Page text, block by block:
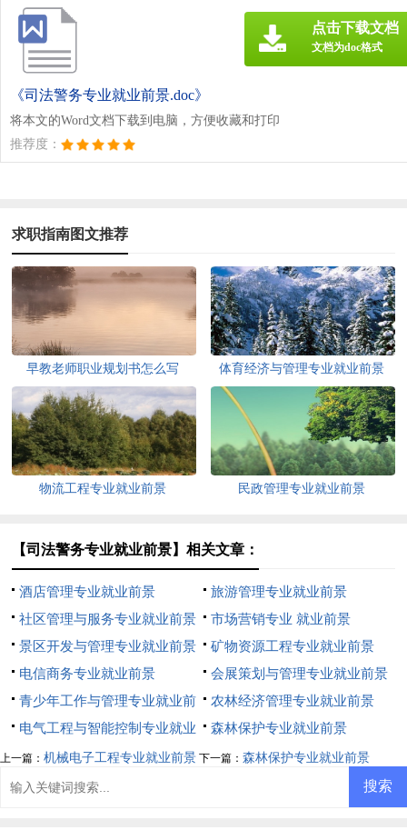
《司法警务专业就业前景.doc》
将本文的Word文档下载到电脑，方便收藏和打印
推荐度：
点击下载文档
文档为doc格式
求职指南图文推荐
早教老师职业规划书怎么写 体育经济与管理专业就业前景
物流工程专业就业前景 民政管理专业就业前景
【司法警务专业就业前景】相关文章：
酒店管理专业就业前景
旅游管理专业就业前景
社区管理与服务专业就业前景
市场营销专业 就业前景
景区开发与管理专业就业前景
矿物资源工程专业就业前景
电信商务专业就业前景
会展策划与管理专业就业前景
青少年工作与管理专业就业前
景
农林经济管理专业就业前景
电气工程与智能控制专业就业
前景
森林保护专业就业前景
上一篇： 机械电子工程专业就业前景 下一篇： 森林保护专业就业前景